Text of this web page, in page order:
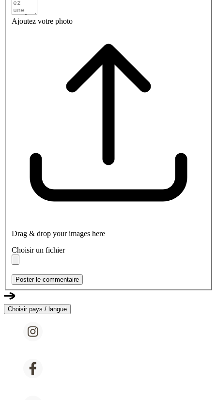
Ajoutez votre photo
Drag & drop your images here
Choisir un fichier
Poster le commentaire
Choisir pays / langue